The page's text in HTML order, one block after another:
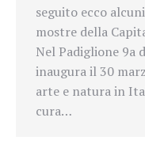
seguito ecco
mostre della
Nel Padiglione 9a
inaugura il 30
arte e natura in
cura…